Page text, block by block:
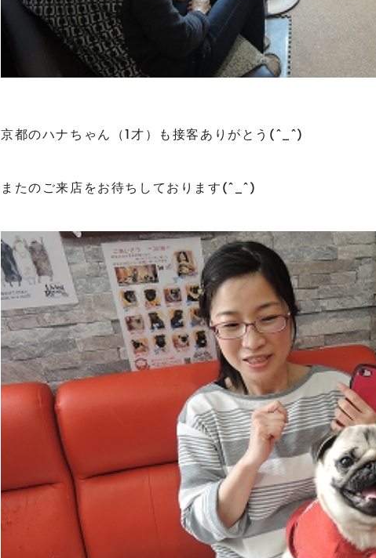
京都のハナちゃん（1才）も接客ありがとう(^_^)
またのご来店をお待ちしております(^_^)